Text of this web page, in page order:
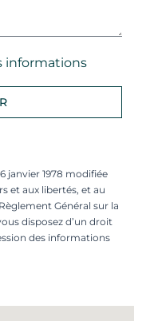
informations
janvier 1978 modifiée
et aux libertés, et au
Général sur la
disposez d’un droit
des informations